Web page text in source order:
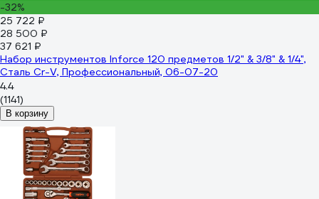
-32%
25 722 ₽
28 500 ₽
37 621 ₽
Набор инструментов Inforce 120 предметов 1/2" & 3/8" & 1/4",
Сталь Cr-V, Профессиональный, 06-07-20
4.4
(1141)
В корзину